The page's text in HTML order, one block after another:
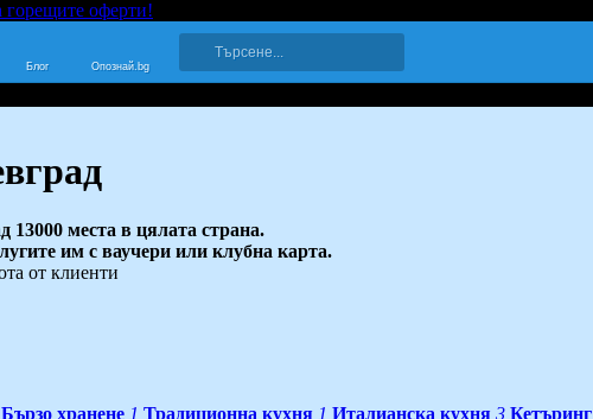
горещите оферти!
Блог Опознай.bg
13000 места в цялата страна.
им с ваучери или клубна карта.
от клиенти
Бързо хранене 1 Традиционна кухня 1 Италианска кухня 3 Кетъринг